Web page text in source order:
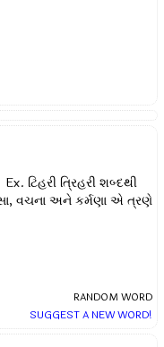
Ex. ટિહરી ત્રિહરી શબ્દથી
વચના અને કર્મણા એ ત્રણે
RANDOM WORD
SUGGEST A NEW WORD!